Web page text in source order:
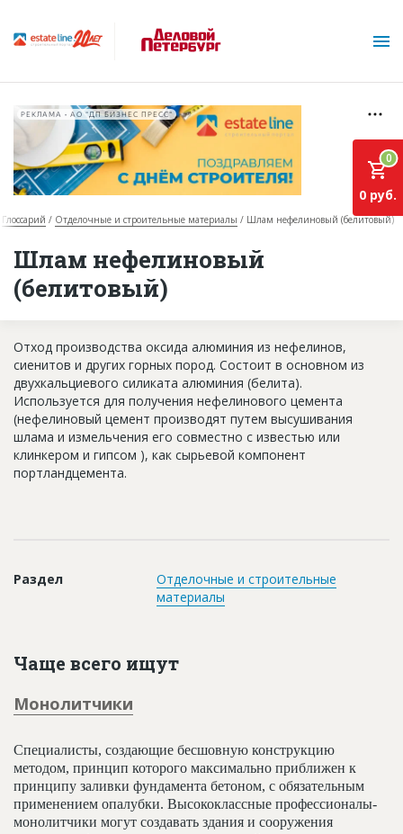
О проекте
Горячие объекты
База строящихся объектов
Инвестпроекты
Глоссарий
Новости
Платные услуги
Пресс-релизы
Личный кабинет
РЕКЛАМА • АО "ДП БИЗНЕС ПРЕСС"
Глоссарий Отделочные и строительные материалы Шлам нефелиновый (белитовый)
Шлам нефелиновый
(белитовый)
0
0 руб.
Отход производства оксида алюминия из нефелинов,
сиенитов и других горных пород. Состоит в основном из
двухкальциевого силиката алюминия (белита).
Используется для получения нефелинового цемента
(нефелиновый цемент производят путем высушивания
шлама и измельчения его совместно с известью или
клинкером и гипсом ), как сырьевой компонент
портландцемента.
Раздел
Отделочные и строительные
материалы
Чаще всего ищут
Монолитчики
Специалисты, создающие бесшовную конструкцию
методом, принцип которого максимально приближен к
принципу заливки фундамента бетоном, с обязательным
применением опалубки. Высококлассные профессионалы-
монолитчики могут создавать здания и сооружения